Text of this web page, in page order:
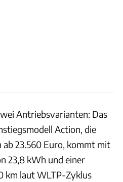
Antriebsvarianten: Das
Action, die
23.560 Euro, kommt mit
23,8 kWh und einer
km laut WLTP-Zyklus